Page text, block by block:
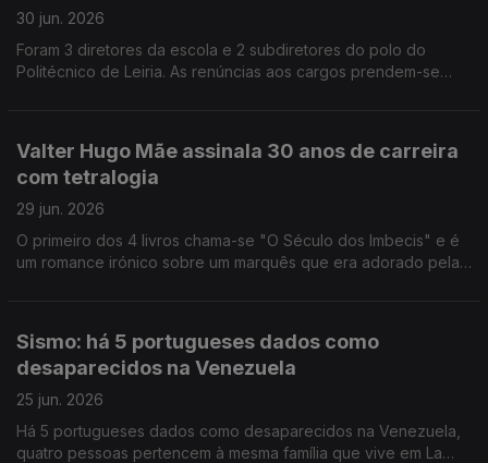
Poesia Gil Vicente, com o livro "Casa de Nuvem".
30 jun. 2026
Foram 3 diretores da escola e 2 subdiretores do polo do
Politécnico de Leiria. As renúncias aos cargos prendem-se
Mundial dos Arquitetos, a medalha de ouro da União
Internacional dos Arquitetos. "90 anos de Lazer e Humanismo
em Portugal", assim se chama a exposição sobre a Fundação
Inatel na Sociedade de Belas Artes, em Lisboa.
Valter Hugo Mãe assinala 30 anos de carreira
com tetralogia
29 jun. 2026
O primeiro dos 4 livros chama-se "O Século dos Imbecis" e é
um romance irónico sobre um marquês que era adorado pela
novo regime jurídico. Ao fim de 23 anos de atividade a Galeria
Vera Cortês, em Lisboa, vai fechar portas em dezembro,
denunciando a voragem do mercado e os seus ritmos. António
Jorge Gonçalves foi distinguido com a primeira edição do
Prémio Nacional de Banda Desenhada.
Sismo: há 5 portugueses dados como
desaparecidos na Venezuela
25 jun. 2026
Há 5 portugueses dados como desaparecidos na Venezuela,
quatro pessoas pertencem à mesma família que vive em La